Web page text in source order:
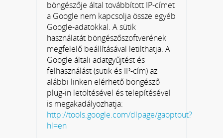
böngészője által továbbított IP-címet
a Google nem kapcsolja össze egyéb
Google-adatokkal. A sütik
használatát böngészőszoftverének
megfelelő beállításával letilthatja. A
Google általi adatgyűjtést és
felhasználást (sütik és IP-cím) az
alábbi linken elérhető böngésző
plug-in letöltésével és telepítésével
is megakadályozhatja:
http://tools.google.com/dlpage/gaoptout?
hl=en